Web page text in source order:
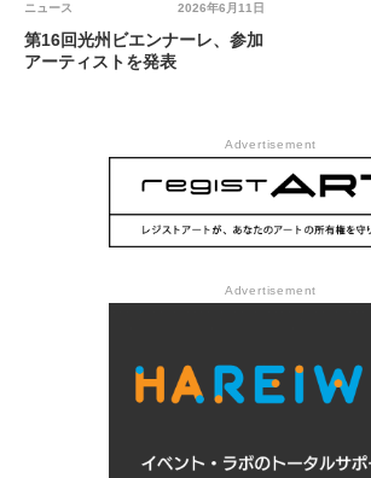
2026年6月11日
ニュース
第16回光州ビエンナーレ、参加
アーティストを発表
Advertisement
Advertisement